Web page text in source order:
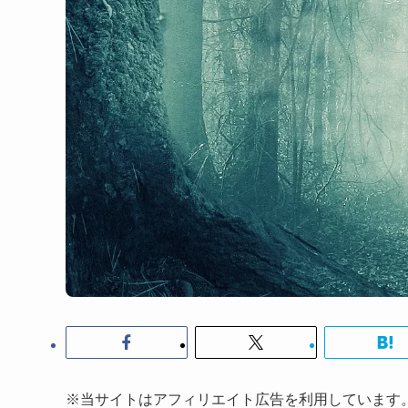
※当サイトはアフィリエイト広告を利用しています